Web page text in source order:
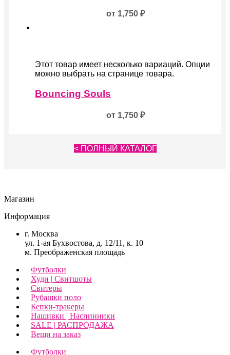
от 1,750 ₽
Этот товар имеет несколько вариаций. Опции
можно выбрать на странице товара.
Bouncing Souls
от 1,750 ₽
< ПОЛНЫЙ КАТАЛОГ
Магазин
Информация
г. Москва
ул. 1-ая Бухвостова, д. 12/11, к. 10
м. Преображенская площадь
Футболки
Худи | Свитшоты
Свитеры
Рубашки поло
Кепки-тракеры
Нашивки | Наспинники
SALE | РАСПРОДАЖА
Вещи на заказ
Футболки